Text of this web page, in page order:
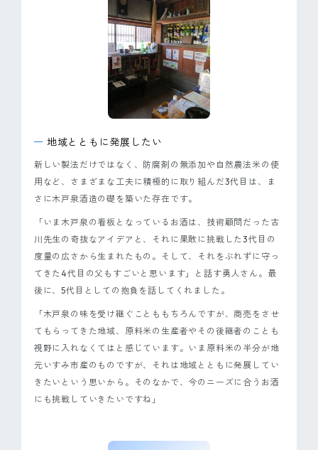
地域とともに発展したい
新しい製法だけではなく、防腐剤の無添加や自然農法米の使
用など、さまざまな工夫に積極的に取り組んだ3代目は、ま
さに木戸泉酒造の礎を築いた存在です。
「いま木戸泉の看板となっているお酒は、技術顧問だった古
川先生の奇抜なアイデアと、それに果敢に挑戦した3代目の
度量の広さから生まれたもの。そして、それをぶれずに守っ
てきた4代目の父もすごいと思います」と話す勇人さん。最
後に、5代目としての抱負を話してくれました。
「木戸泉の味を受け継ぐことももちろんですが、商売をさせ
てもらってきた地域、原料米の生産者やその後継者のことも
視野に入れなくてはと感じています。いま原料米の半分が地
元いすみ市産のものですが、それは地域とともに発展してい
きたいという思いから。そのなかで、今のニーズに合うお酒
にも挑戦していきたいですね」